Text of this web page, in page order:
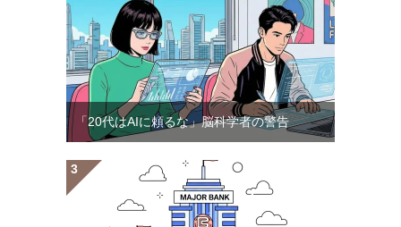
「20代はAIに頼るな」脳科学者の警告